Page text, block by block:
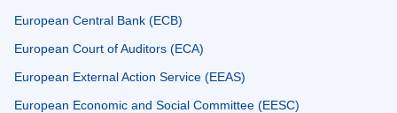
European Central Bank (ECB)
European Court of Auditors (ECA)
European External Action Service (EEAS)
European Economic and Social Committee (EESC)